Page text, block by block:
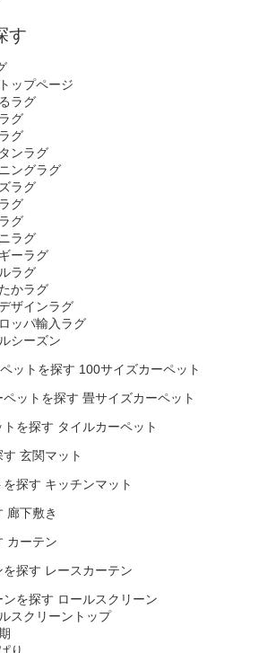
す
ップページ
ラグ
グ
グ
ンラグ
ングラグ
ラグ
グ
グ
ラグ
ーラグ
ラグ
かラグ
ザインラグ
ッパ輸入ラグ
シーズン
100サイズカーペット
畳サイズカーペット
タイルカーペット
玄関マット
キッチンマット
廊下敷き
カーテン
レースカーテン
ロールスクリーン
スクリーントップ